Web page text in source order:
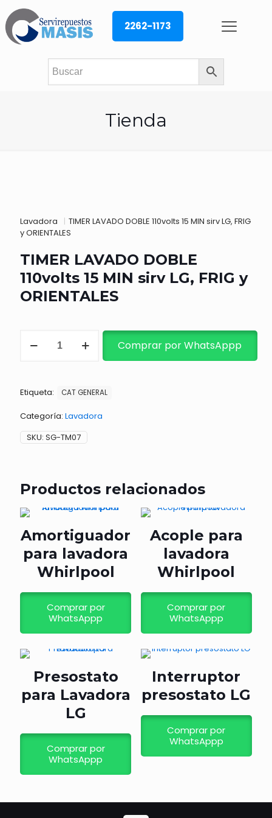
2262-1173
Tienda
Lavadora
TIMER LAVADO DOBLE 110volts 15 MIN sirv LG, FRIG
y ORIENTALES
TIMER LAVADO DOBLE
110volts 15 MIN sirv LG, FRIG y
ORIENTALES
LAVADO
MIN
LG,
y
Comprar por WhatsAppp
Etiqueta: CAT GENERAL
Categoría: Lavadora
SKU: SG-TM07
Productos relacionados
Amortiguador
para lavadora
Whirlpool
Comprar por
WhatsAppp
Acople para
lavadora
Whirlpool
Comprar por
WhatsAppp
Presostato
para Lavadora
LG
Comprar por
WhatsAppp
Interruptor
presostato LG
Comprar por
WhatsAppp